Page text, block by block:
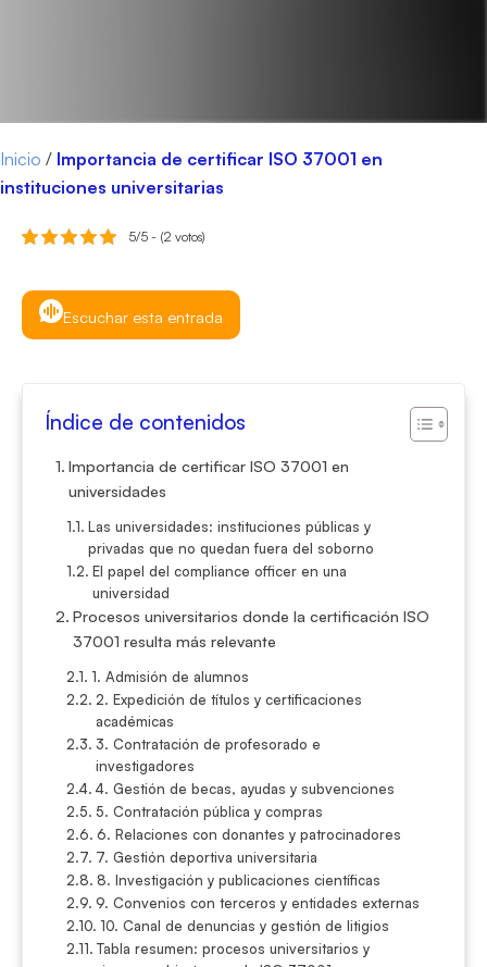
Inicio / Importancia de certificar ISO 37001 en
instituciones universitarias
5/5 - (2 votos)
Escuchar esta entrada
Índice de contenidos
Importancia de certificar ISO 37001 en
universidades
Las universidades: instituciones públicas y
privadas que no quedan fuera del soborno
El papel del compliance officer en una
universidad
Procesos universitarios donde la certificación ISO
37001 resulta más relevante
1. Admisión de alumnos
2. Expedición de títulos y certificaciones
académicas
3. Contratación de profesorado e
investigadores
4. Gestión de becas, ayudas y subvenciones
5. Contratación pública y compras
6. Relaciones con donantes y patrocinadores
7. Gestión deportiva universitaria
8. Investigación y publicaciones científicas
9. Convenios con terceros y entidades externas
10. Canal de denuncias y gestión de litigios
Tabla resumen: procesos universitarios y